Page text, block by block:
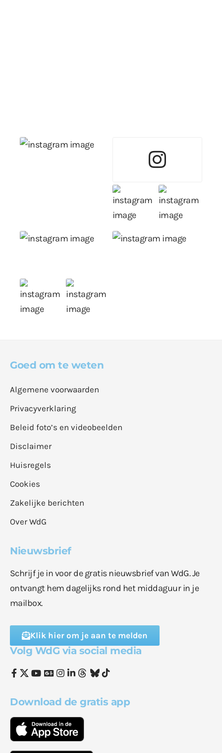
Goed om te weten
Algemene voorwaarden
Privacyverklaring
Beleid foto’s en videobeelden
Disclaimer
Huisregels
Cookies
Zakelijke berichten
Over WdG
Nieuwsbrief
Schrijf je in voor de gratis nieuwsbrief van WdG. Je
ontvangt hem dagelijks rond het middaguur in je
mailbox.
Klik hier om je aan te melden
Volg WdG via social media
Download de gratis app